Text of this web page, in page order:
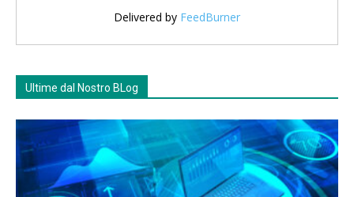
Delivered by FeedBurner
Ultime dal Nostro BLog